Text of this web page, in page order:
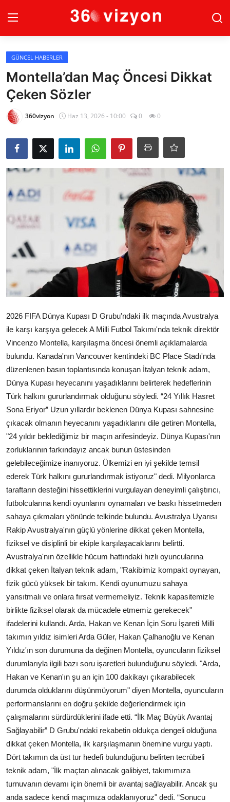
Giriş
Anasayfa
Güncel Haberler
Son Dakika
Dünya
Spor
Galeri
GÜNCEL HABERLER
Montella’dan Maç Öncesi Dikkat
Çeken Sözler
360vizyon Haz 13, 2026 - 10:00 0 0
2026 FIFA Dünya Kupası D Grubu'ndaki ilk maçında Avustralya
ile karşı karşıya gelecek A Milli Futbol Takımı'nda teknik direktör
Vincenzo Montella, karşılaşma öncesi önemli açıklamalarda
bulundu. Kanada'nın Vancouver kentindeki BC Place Stadı'nda
düzenlenen basın toplantısında konuşan İtalyan teknik adam,
Dünya Kupası heyecanını yaşadıklarını belirterek hedeflerinin
Türk halkını gururlandırmak olduğunu söyledi. “24 Yıllık Hasret
Sona Eriyor” Uzun yıllardır beklenen Dünya Kupası sahnesine
çıkacak olmanın heyecanını yaşadıklarını dile getiren Montella,
"24 yıldır beklediğimiz bir maçın arifesindeyiz. Dünya Kupası'nın
zorluklarının farkındayız ancak bunun üstesinden
gelebileceğimize inanıyoruz. Ülkemizi en iyi şekilde temsil
ederek Türk halkını gururlandırmak istiyoruz" dedi. Milyonlarca
taraftarın desteğini hissettiklerini vurgulayan deneyimli çalıştırıcı,
futbolcularına kendi oyunlarını oynamaları ve baskı hissetmeden
sahaya çıkmaları yönünde telkinde bulundu. Avustralya Uyarısı
Rakip Avustralya'nın güçlü yönlerine dikkat çeken Montella,
fiziksel ve disiplinli bir ekiple karşılaşacaklarını belirtti.
Avustralya'nın özellikle hücum hattındaki hızlı oyuncularına
dikkat çeken İtalyan teknik adam, "Rakibimiz kompakt oynayan,
fizik gücü yüksek bir takım. Kendi oyunumuzu sahaya
yansıtmalı ve onlara fırsat vermemeliyiz. Teknik kapasitemizle
birlikte fiziksel olarak da mücadele etmemiz gerekecek"
ifadelerini kullandı. Arda, Hakan ve Kenan İçin Soru İşareti Milli
takımın yıldız isimleri Arda Güler, Hakan Çalhanoğlu ve Kenan
Yıldız'ın son durumuna da değinen Montella, oyuncuların fiziksel
durumlarıyla ilgili bazı soru işaretleri bulunduğunu söyledi. "Arda,
Hakan ve Kenan'ın şu an için 100 dakikayı çıkarabilecek
durumda olduklarını düşünmüyorum" diyen Montella, oyuncuların
performanslarını en doğru şekilde değerlendirmek için
çalışmalarını sürdürdüklerini ifade etti. “İlk Maç Büyük Avantaj
Sağlayabilir” D Grubu'ndaki rekabetin oldukça dengeli olduğuna
dikkat çeken Montella, ilk karşılaşmanın önemine vurgu yaptı.
Dört takımın da üst tur hedefi bulunduğunu belirten tecrübeli
teknik adam, "İlk maçtan alınacak galibiyet, takımımıza
turnuvanın devamı için önemli bir avantaj sağlayabilir. Ancak şu
anda sadece kendi maçımıza odaklanıyoruz" dedi. “Sonucu